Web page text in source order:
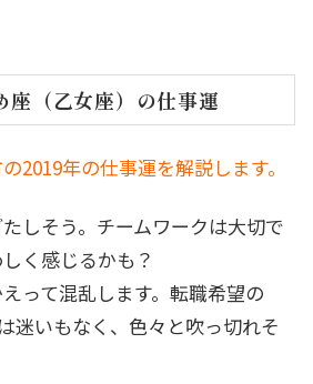
（乙女座）の仕事運
2019年の仕事運を解説します。
しそう。チームワークは大切で
く感じるかも？
って混乱します。転職希望の
迷いもなく、色々と吹っ切れそ